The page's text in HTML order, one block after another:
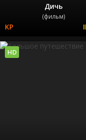
Дичь
(фильм)
HD